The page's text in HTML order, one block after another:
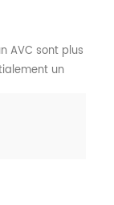
AVC sont plus
un
pourrait
WSO :